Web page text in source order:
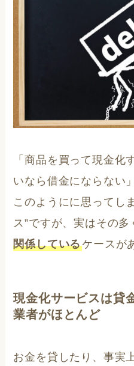
「商品を買って現金化
いなら借金にならない」
このようにに思ってし
ス”ですが、実はその多
関係しているケースが
現金化サービスは貸
業者がほとんど
お金を貸したり、事実